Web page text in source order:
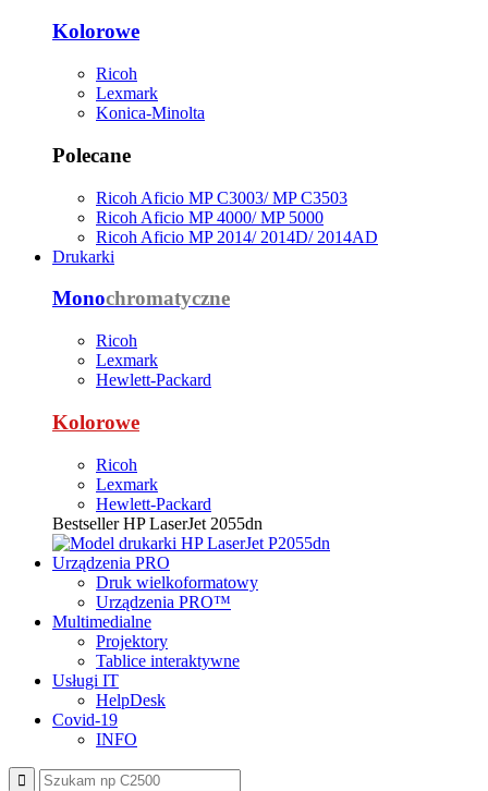
Kolorowe
Ricoh
Lexmark
Konica-Minolta
Polecane
Ricoh Aficio MP C3003/ MP C3503
Ricoh Aficio MP 4000/ MP 5000
Ricoh Aficio MP 2014/ 2014D/ 2014AD
Drukarki
Monochromatyczne
Ricoh
Lexmark
Hewlett-Packard
Kolorowe
Ricoh
Lexmark
Hewlett-Packard
Bestseller HP LaserJet 2055dn
Urządzenia PRO
Druk wielkoformatowy
Urządzenia PRO™
Multimedialne
Projektory
Tablice interaktywne
Usługi IT
HelpDesk
Covid-19
INFO